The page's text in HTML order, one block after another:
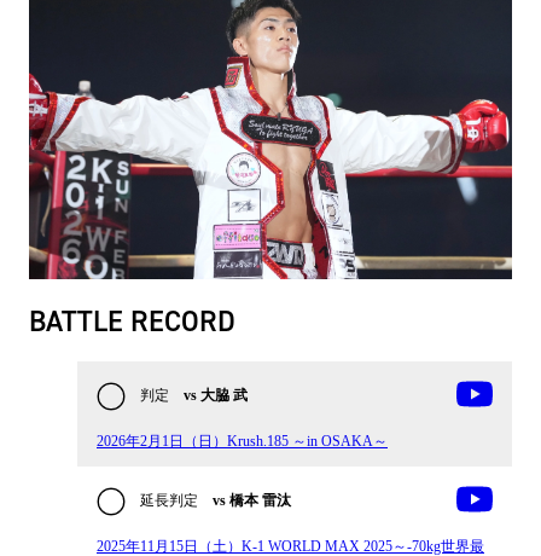
BATTLE RECORD
判定 vs 大脇 武
2026年2月1日（日）Krush.185 ～in OSAKA～
延長判定 vs 橋本 雷汰
2025年11月15日（土）K-1 WORLD MAX 2025～-70kg世界最